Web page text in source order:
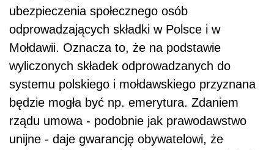
ubezpieczenia społecznego osób
odprowadzających składki w Polsce i w
Mołdawii. Oznacza to, że na podstawie
wyliczonych składek odprowadzanych do
systemu polskiego i mołdawskiego przyznana
będzie mogła być np. emerytura. Zdaniem
rządu umowa - podobnie jak prawodawstwo
unijne - daje gwarancję obywatelowi, że